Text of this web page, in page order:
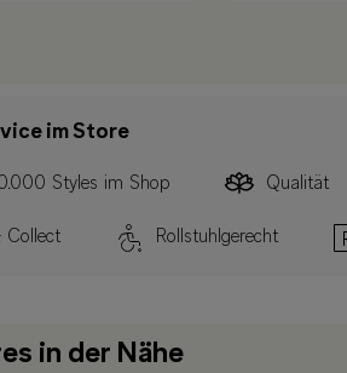
im Store
Styles im Shop Qualität
Collect Rollstuhlgerecht
in der Nähe